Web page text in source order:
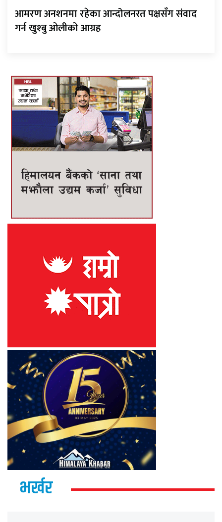
आमरण अनशनमा रहेका आन्दोलनरत पक्षसँग संवाद
गर्न खुश्बु ओलीको आग्रह
भर्खर